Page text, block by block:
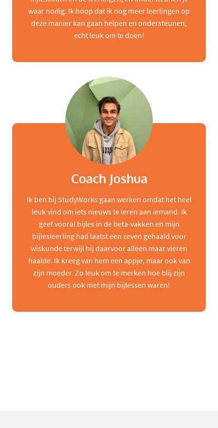
waar nodig. Ik hoop dat ik nog meer leerlingen op
deze manier kan gaan helpen en ondersteunen,
echt leuk om te doen!
Coach Joshua
Ik ben bij StudyWorks gaan werken omdat het heel
leuk vind om iets nieuws te leren aan iemand. Ik
geef vooral bijles in de beta-vakken en mijn
bijlesleerling had laatst een zeven gehaald voor
wiskunde terwijl hij daarvoor alleen maar vieren
haalde. Ik kreeg van hem een appje, maar ook van
zijn moeder. Zo leuk om te merken hoe blij zijn
ouders ook met mijn bijlessen waren!